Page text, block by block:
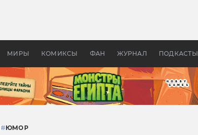
МИРЫ КОМИКСЫ ФАН ЖУРНАЛ ПОДКАСТЫ
колец»
Древней Грецией
#ЮМОР